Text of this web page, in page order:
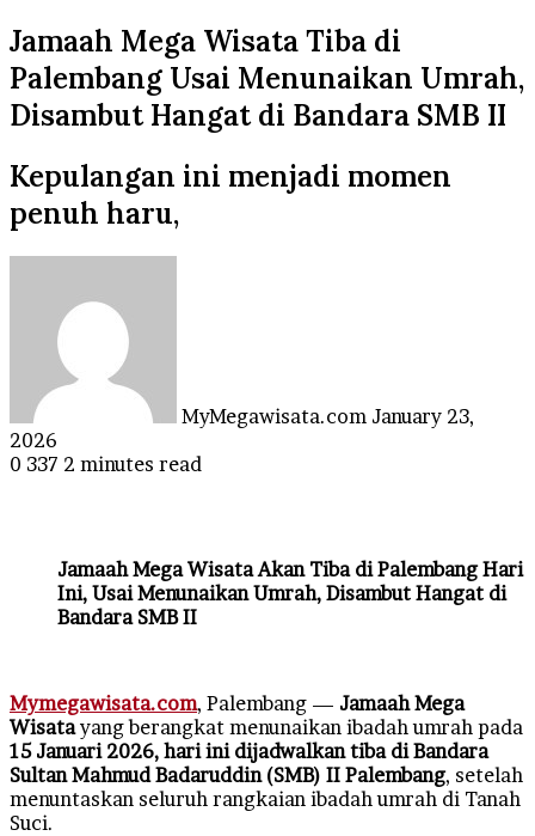
Jamaah Mega Wisata Tiba di
Palembang Usai Menunaikan Umrah,
Disambut Hangat di Bandara SMB II
Kepulangan ini menjadi momen
penuh haru,
MyMegawisata.com January 23,
2026
0 337 2 minutes read
Jamaah Mega Wisata Akan Tiba di Palembang Hari
Ini, Usai Menunaikan Umrah, Disambut Hangat di
Bandara SMB II
Mymegawisata.com, Palembang — Jamaah Mega
Wisatayang berangkat menunaikan ibadah umrah pada
15 Januari 2026, hari ini dijadwalkan tiba di Bandara
Sultan Mahmud Badaruddin (SMB) II Palembang, setelah
menuntaskan seluruh rangkaian ibadah umrah di Tanah
Suci.